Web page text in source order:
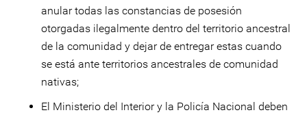
anular todas las constancias de posesión
otorgadas ilegalmente dentro del territorio ancestral
de la comunidad y dejar de entregar estas cuando
se está ante territorios ancestrales de comunidad
nativas;
El Ministerio del Interior y la Policía Nacional deben